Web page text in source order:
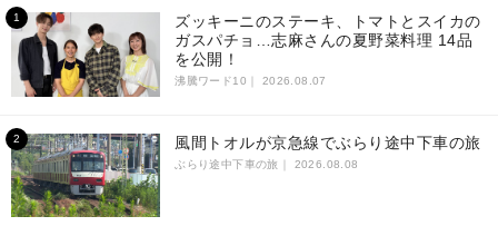
ズッキーニのステーキ、トマトとスイカの
ガスパチョ…志麻さんの夏野菜料理 14品
を公開！
沸騰ワード10｜ 2026.08.07
風間トオルが京急線でぶらり途中下車の旅
ぶらり途中下車の旅｜ 2026.08.08